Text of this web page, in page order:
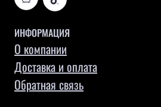
ИНФОРМАЦИЯ
О компании
Доставка и оплата
Обратная связь